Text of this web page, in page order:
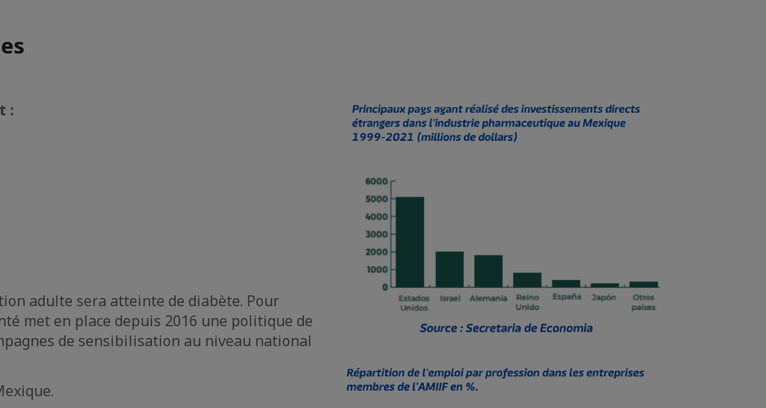
:
adulte sera atteinte de diabète. Pour
met en place depuis 2016 une politique de
de sensibilisation au niveau national